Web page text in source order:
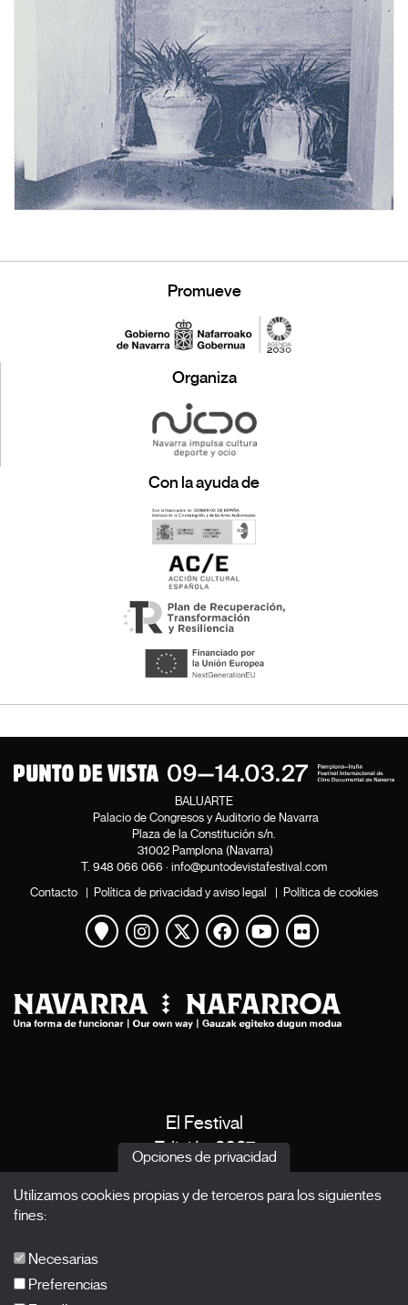
Promueve
Organiza
Con la ayuda de
BALUARTE
Palacio de Congresos y Auditorio de Navarra
Plaza de la Constitución s/n.
31002 Pamplona (Navarra)
T. 948 066 066 · info@puntodevistafestival.com
Contacto | Política de privacidad y aviso legal | Política de cookies
Ver mapa
Instagram
Twitter
Facebook
Youtube
Flickr
El Festival
Edición 2027
Acreditaciones
Opciones de privacidad
Utilizamos cookies propias y de terceros para los siguientes
fines:
Necesarias
Preferencias